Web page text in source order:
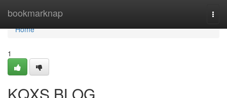
bookmarknap
Home
Home
1